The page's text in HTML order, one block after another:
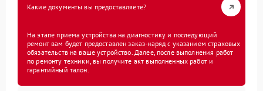
Какие документы вы предоставляете?
На этапе приема устройства на диагностику и последующий
ремонт вам будет предоставлен заказ-наряд с указанием страховых
обязательств на ваше устройство. Далее, после выполнения работ
по ремонту техники, вы получите акт выполненных работ и
гарантийный талон.